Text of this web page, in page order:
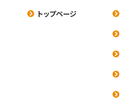
トップページ